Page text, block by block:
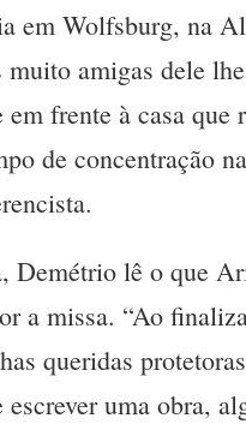
em Wolfsburg, na
muito amigas dele lhe
em frente à casa que
de concentração
Demétrio lê o que
a missa. “Ao
queridas
escrever uma obra,